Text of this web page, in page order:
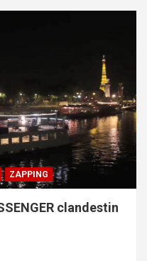
ZAPPING
clandestin